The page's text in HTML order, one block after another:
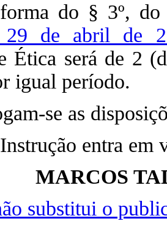
do § 3º,
29 de abril de
Ética será de 2
igual período.
se as
entra em
MARCOS
substitui o